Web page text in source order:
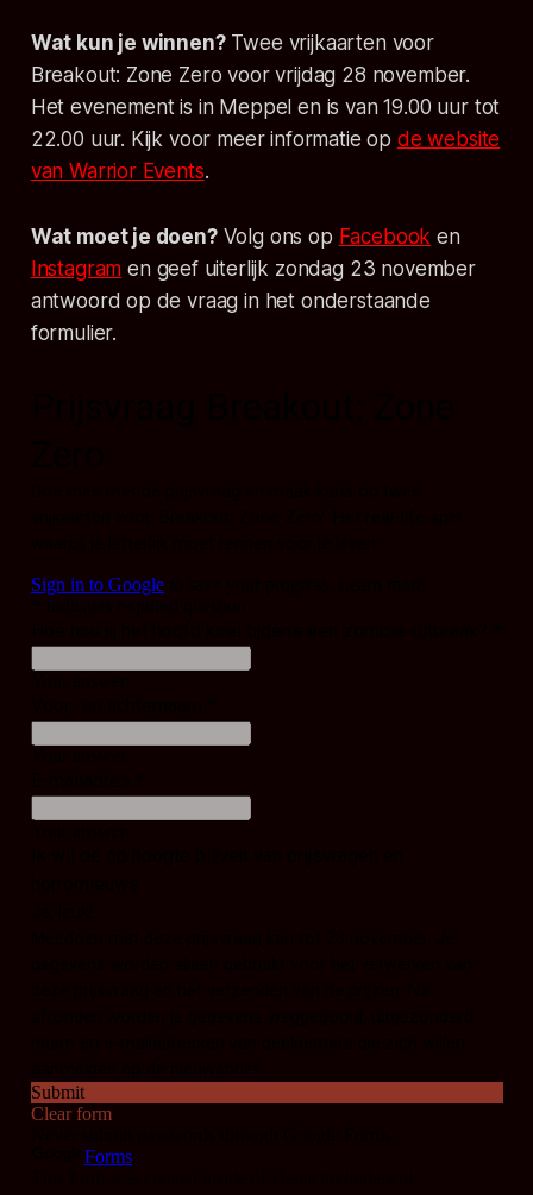
Wat kun je winnen?Twee vrijkaarten voor
Breakout: Zone Zero voor vrijdag 28 november.
Het evenement is in Meppel en is van 19.00 uur tot
22.00 uur. Kijk voor meer informatie op de website
van Warrior Events.
Wat moet je doen?Volg ons op Facebook en
Instagram en geef uiterlijk zondag 23 november
antwoord op de vraag in het onderstaande
formulier.